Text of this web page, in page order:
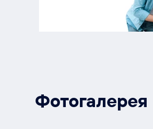
Фотогалерея